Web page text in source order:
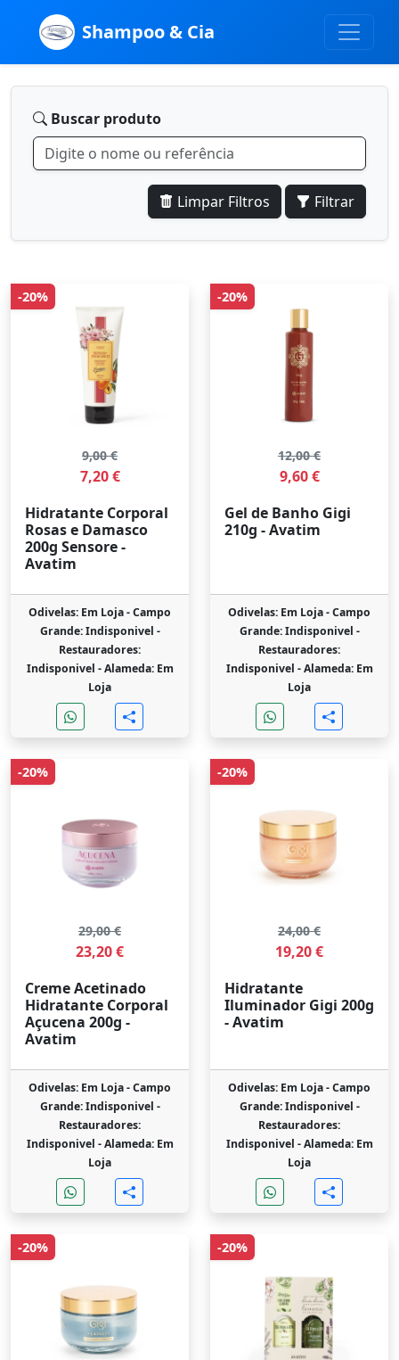
Shampoo & Cia
Buscar produto
Limpar Filtros Filtrar
-20%
9,00 €
7,20 €
Hidratante Corporal
Rosas e Damasco
200g Sensore -
Avatim
Odivelas: Em Loja -Campo
Grande: Indisponivel -
Restauradores:
Indisponivel -Alameda: Em
Loja
-20%
12,00 €
9,60 €
Gel de Banho Gigi
210g - Avatim
Odivelas: Em Loja -Campo
Grande: Indisponivel -
Restauradores:
Indisponivel -Alameda: Em
Loja
-20%
29,00 €
23,20 €
Creme Acetinado
Hidratante Corporal
Açucena 200g -
Avatim
Odivelas: Em Loja -Campo
Grande: Indisponivel -
Restauradores:
Indisponivel -Alameda: Em
Loja
-20%
24,00 €
19,20 €
Hidratante
Iluminador Gigi 200g
- Avatim
Odivelas: Em Loja -Campo
Grande: Indisponivel -
Restauradores:
Indisponivel -Alameda: Em
Loja
-20% -20%